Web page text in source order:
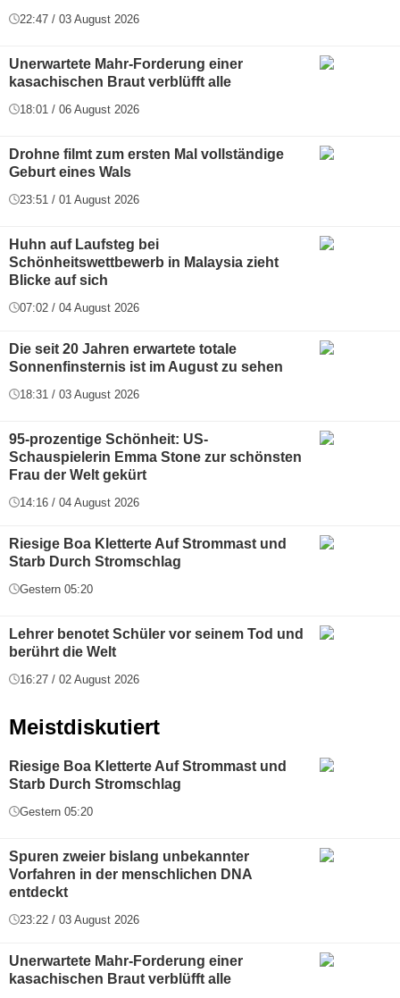
22:47 / 03 August 2026
Unerwartete Mahr-Forderung einer
kasachischen Braut verblüfft alle
18:01 / 06 August 2026
Drohne filmt zum ersten Mal vollständige
Geburt eines Wals
23:51 / 01 August 2026
Huhn auf Laufsteg bei
Schönheitswettbewerb in Malaysia zieht
Blicke auf sich
07:02 / 04 August 2026
Die seit 20 Jahren erwartete totale
Sonnenfinsternis ist im August zu sehen
18:31 / 03 August 2026
95-prozentige Schönheit: US-
Schauspielerin Emma Stone zur schönsten
Frau der Welt gekürt
14:16 / 04 August 2026
Riesige Boa Kletterte Auf Strommast und
Starb Durch Stromschlag
Gestern 05:20
Lehrer benotet Schüler vor seinem Tod und
berührt die Welt
16:27 / 02 August 2026
Meistdiskutiert
Riesige Boa Kletterte Auf Strommast und
Starb Durch Stromschlag
Gestern 05:20
Spuren zweier bislang unbekannter
Vorfahren in der menschlichen DNA
entdeckt
23:22 / 03 August 2026
Unerwartete Mahr-Forderung einer
kasachischen Braut verblüfft alle